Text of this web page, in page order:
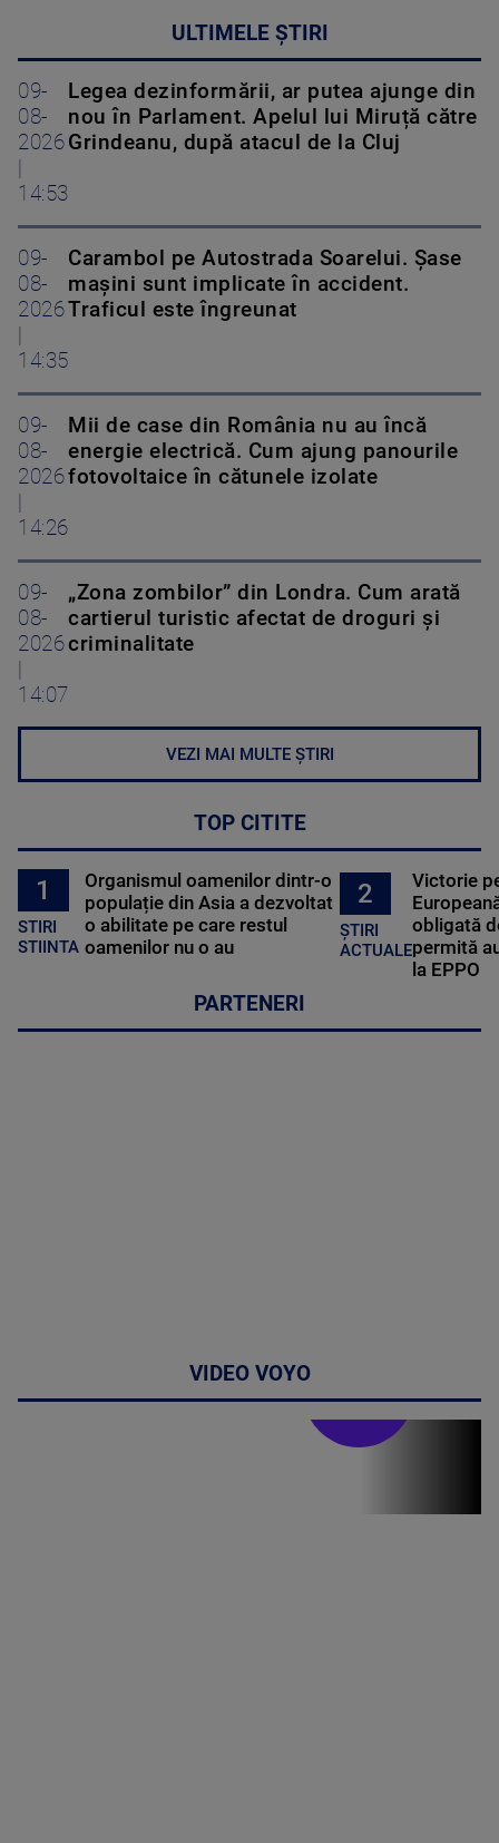
ULTIMELE ȘTIRI
09-
08-
2026
14:53
Legea dezinformării, ar putea ajunge din
nou în Parlament. Apelul lui Miruță către
Grindeanu, după atacul de la Cluj
09-
08-
2026
14:35
Carambol pe Autostrada Soarelui. Șase
mașini sunt implicate în accident.
Traficul este îngreunat
09-
08-
2026
14:26
Mii de case din România nu au încă
energie electrică. Cum ajung panourile
fotovoltaice în cătunele izolate
09-
08-
2026
14:07
„Zona zombilor” din Londra. Cum arată
cartierul turistic afectat de droguri și
criminalitate
VEZI MAI MULTE ȘTIRI
TOP CITITE
1
STIRI
STIINTA
Organismul oamenilor dintr-o
populație din Asia a dezvoltat
o abilitate pe care restul
oamenilor nu o au
2
ȘTIRI
ACTUALE
Victorie
obligată
permită
la EPPO
PARTENERI
VIDEO VOYO